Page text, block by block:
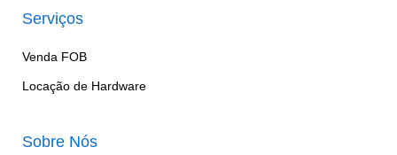
Serviços
Venda FOB
Locação de Hardware
Sobre Nós